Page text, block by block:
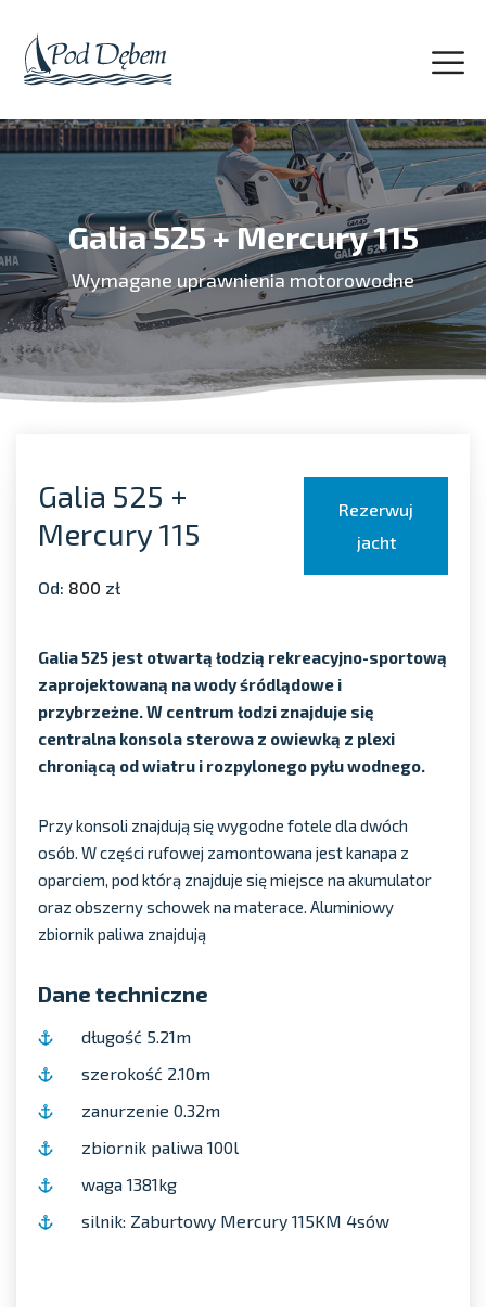
Galia 525 + Mercury 115
Wymagane uprawnienia motorowodne
Galia 525 +
Mercury 115
Rezerwuj
jacht
Od: 800 zł
Galia 525 jest otwartą łodzią rekreacyjno-sportową
zaprojektowaną na wody śródlądowe i
przybrzeżne. W centrum łodzi znajduje się
centralna konsola sterowa z owiewką z plexi
chroniącą od wiatru i rozpylonego pyłu wodnego.
Przy konsoli znajdują się wygodne fotele dla dwóch
osób. W części rufowej zamontowana jest kanapa z
oparciem, pod którą znajduje się miejsce na akumulator
oraz obszerny schowek na materace. Aluminiowy
zbiornik paliwa znajdują
Dane techniczne
długość 5.21m
szerokość 2.10m
zanurzenie 0.32m
zbiornik paliwa 100l
waga 1381kg
silnik: Zaburtowy Mercury 115KM 4sów